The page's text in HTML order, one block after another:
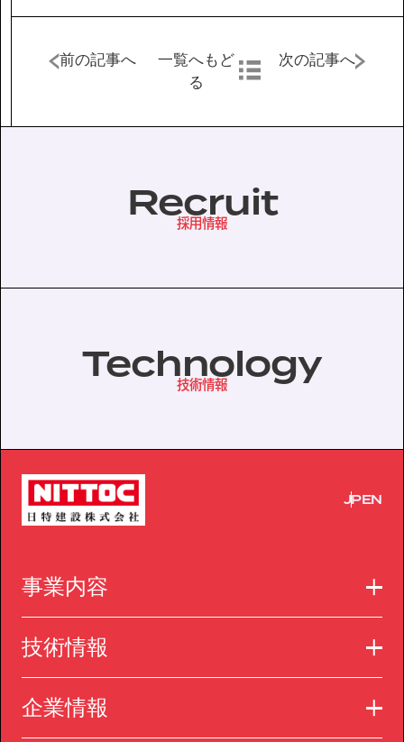
営業カタログダウンロード
協力会社の皆様へ
このサイトの使い方
前の記事へ
一覧へもど
る
次の記事へ
Recruit
採用情報
Technology
技術情報
JPEN
事業内容
技術情報
企業情報